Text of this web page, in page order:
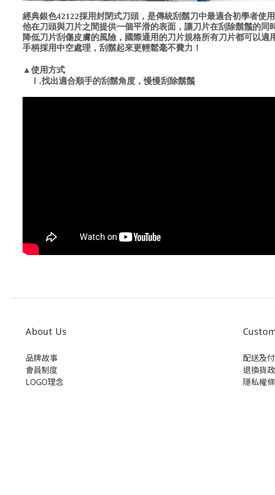
經典銀色42122採用封閉式刀頭，是傳統刮鬍刀中最適合初學者使用
他在刀頭與刀片之間提供一個平滑的表面，讓刀片在刮除鬍鬚的同
降低刀片刮傷皮膚的風險，國際通用的刀片規格所有刀片都可以適
手柄採用中空處理，刮鬍起來更輕鬆毫不費力！
▲使用方式
.找出適合順手的刮鬍角度，慢慢刮除鬍鬚
About Us
品牌故事
會員制度
LOGO理念
配送及
退換貨
隱私權